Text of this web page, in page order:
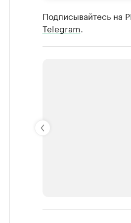
Подписывайтесь на
Telegram